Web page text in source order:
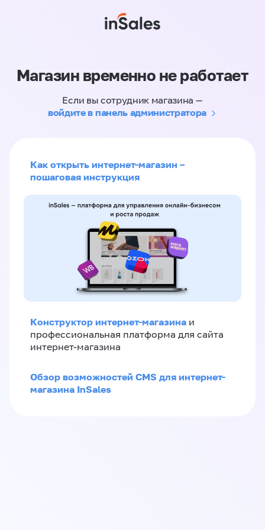
Магазин временно не работает
Если вы сотрудник магазина —
войдите в панель администратора
Как открыть интернет-магазин –
пошаговая инструкция
Конструктор интернет-магазина и
профессиональная платформа для сайта
интернет-магазина
Обзор возможностей CMS для интернет-
магазина InSales